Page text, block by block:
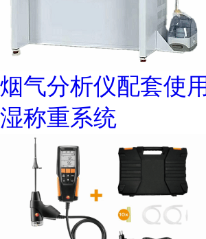
烟气分析仪配套使
湿称重系统